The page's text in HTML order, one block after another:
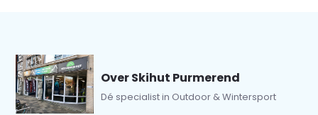
Over Skihut Purmerend
Dé specialist in Outdoor & Wintersport